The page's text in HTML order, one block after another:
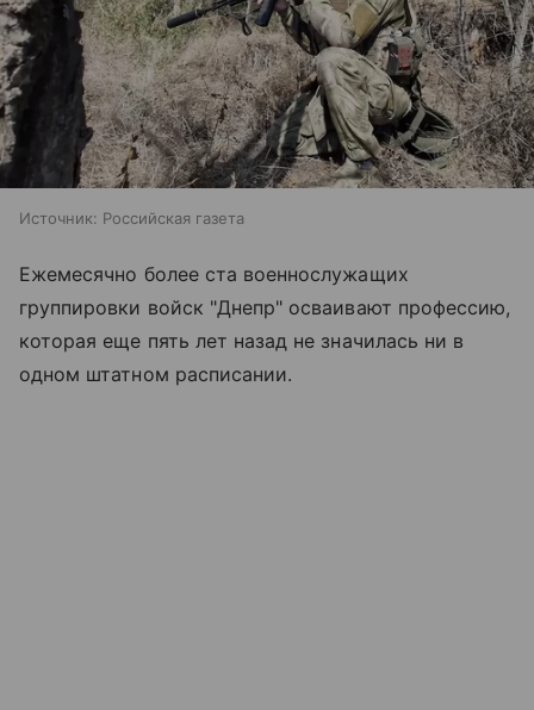
Источник: Российская газета
Ежемесячно более ста военнослужащих
группировки войск "Днепр" осваивают профессию,
которая еще пять лет назад не значилась ни в
одном штатном расписании.